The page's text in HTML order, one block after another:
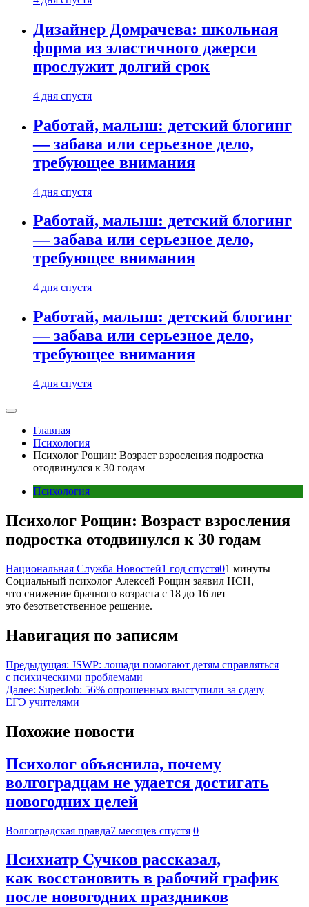
Дизайнер Домрачева: школьная
форма из эластичного джерси
прослужит долгий срок
4 дня спустя
Работай, малыш: детский блогинг
— забава или серьезное дело,
требующее внимания
4 дня спустя
Работай, малыш: детский блогинг
— забава или серьезное дело,
требующее внимания
4 дня спустя
Работай, малыш: детский блогинг
— забава или серьезное дело,
требующее внимания
4 дня спустя
Главная
Психология
Психолог Рощин: Возраст взросления подростка
отодвинулся к 30 годам
Психология
Психолог Рощин: Возраст взросления
подростка отодвинулся к 30 годам
Национальная Служба Новостей1 год спустя01 минуты
Социальный психолог Алексей Рощин заявил НСН,
что снижение брачного возраста с 18 до 16 лет —
это безответственное решение.
Навигация по записям
Предыдущая: JSWP: лошади помогают детям справляться
с психическими проблемами
Далее: SuperJob: 56% опрошенных выступили за сдачу
ЕГЭ учителями
Похожие новости
Психолог объяснила, почему
волгоградцам не удается достигать
новогодних целей
Волгоградская правда7 месяцев спустя 0
Психиатр Сучков рассказал,
как восстановить в рабочий график
после новогодних праздников